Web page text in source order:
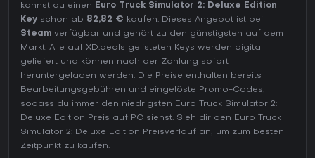
kannst du einen Euro Truck Simulator 2: Deluxe Edition
Key schon ab 82,82 € kaufen. Dieses Angebot ist bei
Steam verfügbar und gehört zu den günstigsten auf dem
Markt. Alle auf XD.deals gelisteten Keys werden digital
geliefert und können nach der Zahlung sofort
heruntergeladen werden. Die Preise enthalten bereits
Bearbeitungsgebühren und eingelöste Promo-Codes,
sodass du immer den niedrigsten Euro Truck Simulator 2:
Deluxe Edition Preis auf PC siehst. Sieh dir den Euro Truck
Simulator 2: Deluxe Edition Preisverlauf an, um zum besten
Zeitpunkt zu kaufen.